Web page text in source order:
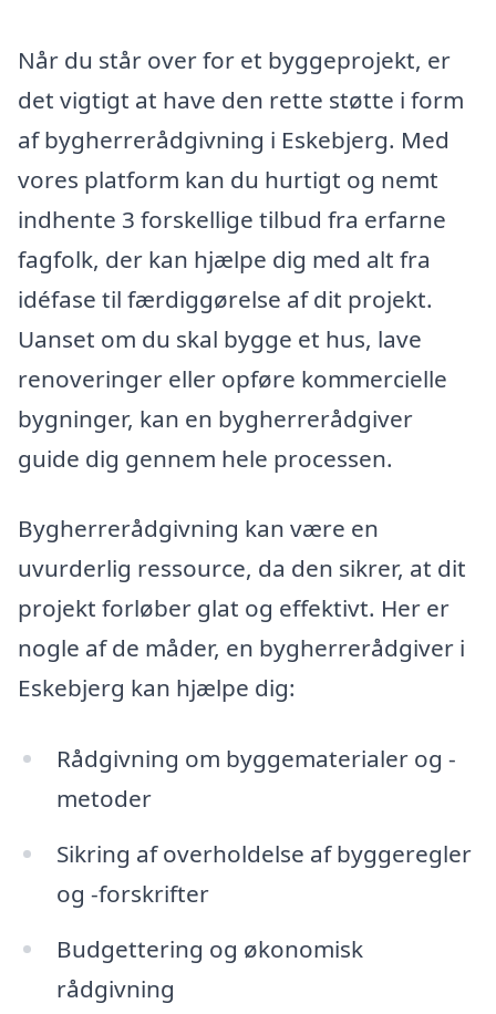
Når du står over for et byggeprojekt, er
det vigtigt at have den rette støtte i form
af bygherrerådgivning i Eskebjerg. Med
vores platform kan du hurtigt og nemt
indhente 3 forskellige tilbud fra erfarne
fagfolk, der kan hjælpe dig med alt fra
idéfase til færdiggørelse af dit projekt.
Uanset om du skal bygge et hus, lave
renoveringer eller opføre kommercielle
bygninger, kan en bygherrerådgiver
guide dig gennem hele processen.
Bygherrerådgivning kan være en
uvurderlig ressource, da den sikrer, at dit
projekt forløber glat og effektivt. Her er
nogle af de måder, en bygherrerådgiver i
Eskebjerg kan hjælpe dig:
Rådgivning om byggematerialer og -
metoder
Sikring af overholdelse af byggeregler
og -forskrifter
Budgettering og økonomisk
rådgivning